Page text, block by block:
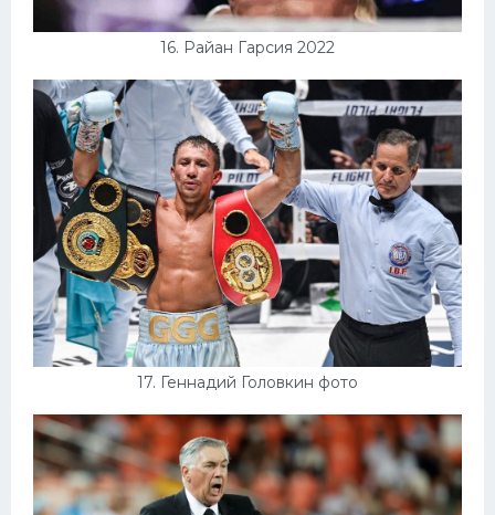
16. Райан Гарсия 2022
17. Геннадий Головкин фото